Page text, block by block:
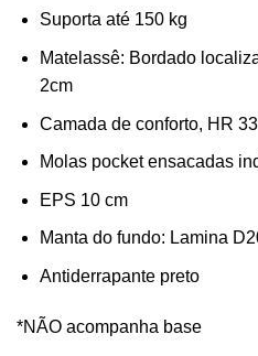
Suporta até 150 kg
Matelassê: Bordado
2cm
Camada de conforto, HR
Molas pocket ensacadas
EPS 10 cm
Manta do fundo: Lamina
Antiderrapante preto
*NÃO acompanha base